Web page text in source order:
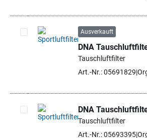
Artikel auswählen
Ausverkauft
DNA
Tauschluftfilter
Art.-Nr.: 05691829
Artikel auswählen
DNA
Tauschluftfilter
Art.-Nr.: 05693395